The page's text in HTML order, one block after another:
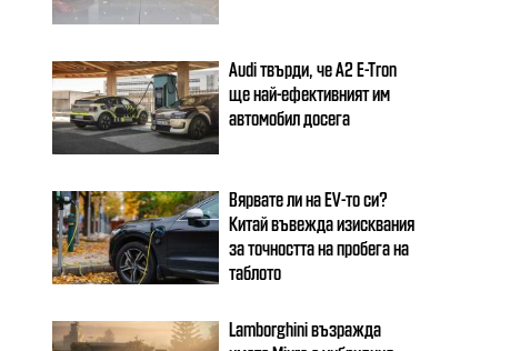
Audi твърди, че A2 E-Tron
ще най-ефективният им
автомобил досега
Вярвате ли на EV-то си?
Китай въвежда изисквания
за точността на пробега на
таблото
Lamborghini възражда